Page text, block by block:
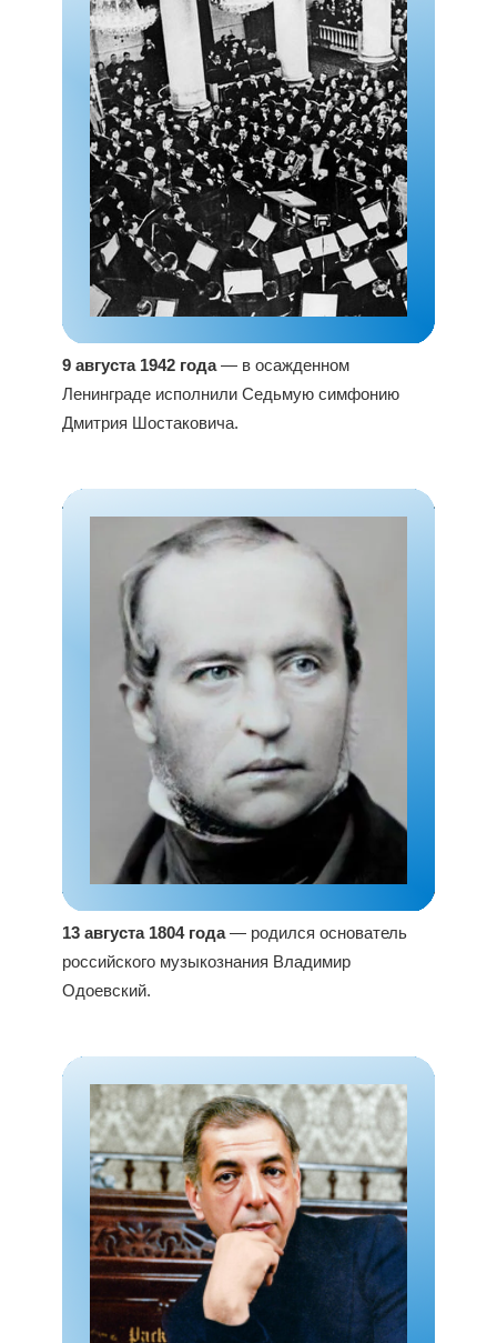
9 августа 1942 года— в осажденном
Ленинграде исполнили Седьмую симфонию
Дмитрия Шостаковича.
13 августа 1804 года— родился основатель
российского музыкознания Владимир
Одоевский.